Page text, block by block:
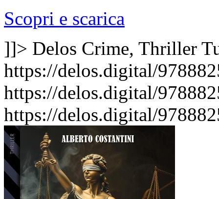
Scopri e scarica
]]> Delos Crime, Thriller
https://delos.digital/
https://delos.digital/
https://delos.digital/